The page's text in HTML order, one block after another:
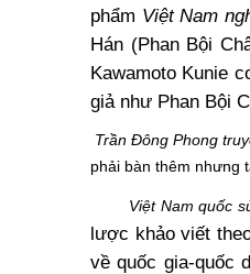
phẩm Việt Nam
Hán (Phan Bội
Kawamoto Kunie
giả như Phan Bội
Trần Đông Phong
phải bàn thêm nhưng
Việt Nam quốc
lược khảo viết
về quốc gia-quốc